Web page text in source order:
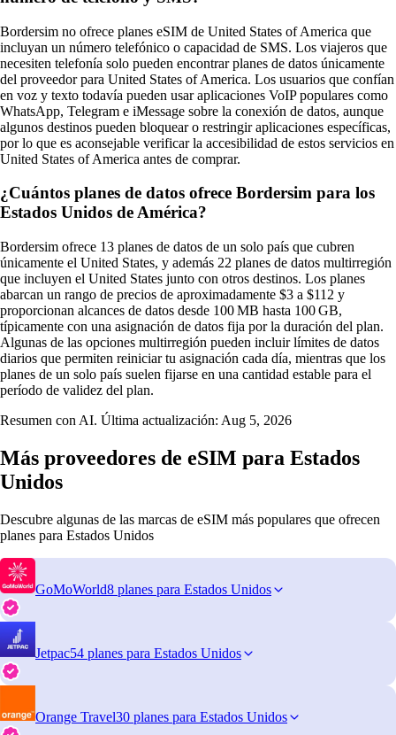
Bordersim no ofrece planes eSIM de United States of America que
incluyan un número telefónico o capacidad de SMS. Los viajeros que
necesiten telefonía solo pueden encontrar planes de datos únicamente
del proveedor para United States of America. Los usuarios que confían
en voz y texto todavía pueden usar aplicaciones VoIP populares como
WhatsApp, Telegram e iMessage sobre la conexión de datos, aunque
algunos destinos pueden bloquear o restringir aplicaciones específicas,
por lo que es aconsejable verificar la accesibilidad de estos servicios en
United States of America antes de comprar.
¿Cuántos planes de datos ofrece Bordersim para los
Estados Unidos de América?
Bordersim ofrece 13 planes de datos de un solo país que cubren
únicamente el United States, y además 22 planes de datos multirregión
que incluyen el United States junto con otros destinos. Los planes
abarcan un rango de precios de aproximadamente $3 a $112 y
proporcionan alcances de datos desde 100 MB hasta 100 GB,
típicamente con una asignación de datos fija por la duración del plan.
Algunas de las opciones multirregión pueden incluir límites de datos
diarios que permiten reiniciar tu asignación cada día, mientras que los
planes de un solo país suelen fijarse en una cantidad estable para el
período de validez del plan.
Resumen con AI. Última actualización: Aug 5, 2026
Más proveedores de eSIM para Estados
Unidos
Descubre algunas de las marcas de eSIM más populares que ofrecen
planes para Estados Unidos
GoMoWorld8 planes para Estados Unidos
Jetpac54 planes para Estados Unidos
Orange Travel30 planes para Estados Unidos